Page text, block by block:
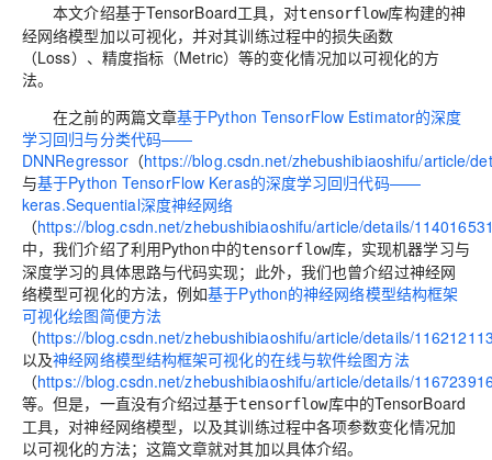
本文介绍基于TensorBoard工具，对tensorflow库构建的神
经网络模型加以可视化，并对其训练过程中的损失函数
（Loss）、 精度指标 （Metric）等的变化情况加以可视化的方
法。
在之前的两篇文章基于Python TensorFlow Estimator的深度
学习回归与分类代码——
DNNRegressor （https://blog.csdn.net/zhebushibiaoshifu/article/
与基于Python TensorFlow Keras的深度学习回归代码——
keras.Sequential深度神经网络
（https://blog.csdn.net/zhebushibiaoshifu/article/details/
中，我们介绍了利用Python中的tensorflow库，实现机器学习与
深度学习的具体思路与代码实现；此外，我们也曾介绍过神经网
络模型可视化的方法，例如基于Python的神经网络模型结构框架
可视化绘图简便方法
（https://blog.csdn.net/zhebushibiaoshifu/article/details/
以及神经网络模型结构框架可视化的在线与软件绘图方法
（https://blog.csdn.net/zhebushibiaoshifu/article/details/
等。但是，一直没有介绍过基于tensorflow库中的TensorBoard
工具，对神经网络模型，以及其训练过程中各项参数变化情况加
以可视化的方法；这篇文章就对其加以具体介绍。